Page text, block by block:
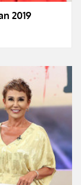
2019